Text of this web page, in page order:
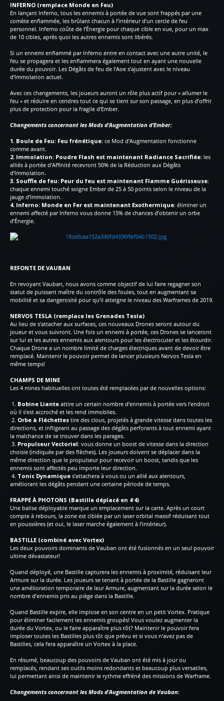
INFERNO (remplace Monde en Feu)
En lançant Inferno, tous les ennemis à portée de vue sont frappés par une
comète enflammée, les brûlant chacun à l’intérieur d’un cercle de feu
personnel. Inferno coûte de l’Énergie pour chaque cible en vue, pour un max
de 10 cibles, après quoi les autres ennemis sont libérés.
Si un ennemi enflammé par Inferno entre en contact avec une autre unité, le
feu se propagera et les enflammera également tout en ayant une nouvelle
durée du pouvoir. Les Dégâts de feu de l’Aoe s’ajustent avec le niveau
d’Immolation actuel.
Avec ces changements, les joueurs auront un rôle plus actif pour « allumer le
feu » et réduire en cendres tout ce qui se tient sur son passage, en plus d’offrir
plus de protection pour la fragile d’Ember.
Changements concernant les Mods d’Augmentation d’Ember:
1. Boule de Feu: Feu frénétique: ce Mod d’Augmentation fonctionne
comme avant.
2. Immolation: Poudre Flash est maintenant Radiance Sacrifiée: les
alliés à portée d’Affinité recevront 50% de la Réduction aux Dégâts
d’Immolation.
3. Souffle de feu: Peur du feu est maintenant Flamme Guérisseuse:
chaque ennemi touché soigne Ember de 25 à 50 points selon le niveau de la
jauge d’Immolation.
4. Inferno: Monde en Fer est maintenant Exothermique: éliminer un
ennemi affecté par Inferno vous donne 15% de chances d’obtenir un orbe
d’Énergie.
REFONTE DE VAUBAN
En revoyant Vauban, nous avons comme objectif de lui faire regagner son
statut de puissant maître du contrôle des foules, tout en augmentant sa
mobilité et sa dangerosité pour qu’il atteigne le niveau des Warframes de 2019.
NERVOS TESLA (remplace les Grenades Tesla)
Au lieu de s’attacher aux surfaces, ces nouveaux Drones seront autour du
joueur et vous suivront. Une fois un ennemi à portée, ces Drones se lanceront
sur lui et les autres ennemis aux alentours pour les électrocuter et les étourdir.
Chaque Drone a un nombre limité de charges électriques avant de devoir être
remplacé. Maintenir le pouvoir permet de lancer plusieurs Nervos Tesla en
même temps!
CHAMPS DE MINE
Les 4 mines habituelles ont toutes été remplacées par de nouvelles options:
1. Bobine Liante attire un certain nombre d’ennemis à portée vers l’endroit
où il s’est accroché et les rend immobiles.
2. Orbe à Fléchettes tire des clous, projetés à grande vitesse dans toutes les
directions, et infligeant au passage des dégâts perforants à tout ennemi ayant
la malchance de se trouver dans les parages.
3. Propulseur Vectoriel: vous donne un boost de vitesse dans la direction
choisie (indiquée par des flèches). Les joueurs doivent se déplacer dans la
même direction que le propulseur pour recevoir un boost, tandis que les
ennemis sont affectés peu importe leur direction.
4. Tonic Dynamique s’attachera à vous ou un allié aux alentours,
améliorant les dégâts pendant une certaine période de temps.
FRAPPE À PHOTONS (Bastille déplacé en #4)
Une balise déployable marque un emplacement sur la carte. Après un court
compte à rebours, la zone est ciblée par un laser orbital massif réduisant tout
en poussières (et oui, le laser marche également à l’intérieur).
BASTILLE (combiné avec Vortex)
Les deux pouvoirs dominants de Vauban ont été fusionnés en un seul pouvoir
ultime dévastateur!
Quand déployé, une Bastille capturera les ennemis à proximité, réduisant leur
Armure sur la durée. Les joueurs se tenant à portée de la Bastille gagneront
une amélioration temporaire de leur Armure, augmentant sur la durée selon le
nombre d’ennemis pris au piège dans la Bastille.
Quand Bastille expire, elle implose en son centre en un petit Vortex. Pratique
pour éliminer facilement les ennemis groupés! Vous voulez augmenter la
durée du Vortex, ou le faire apparaître plus tôt? Maintenir le pouvoir fera
imploser toutes les Bastilles plus tôt que prévu et si vous n’avez pas de
Bastilles, cela fera apparaître un Vortex à la place.
En résumé, beaucoup des pouvoirs de Vauban ont été mis à jour ou
remplacés, rendant ses outils moins redondants et beaucoup plus versatiles,
lui permettant ainsi de maintenir le rythme effréné des missions de Warframe.
Changements concernant les Mods d’Augmentation de Vauban: